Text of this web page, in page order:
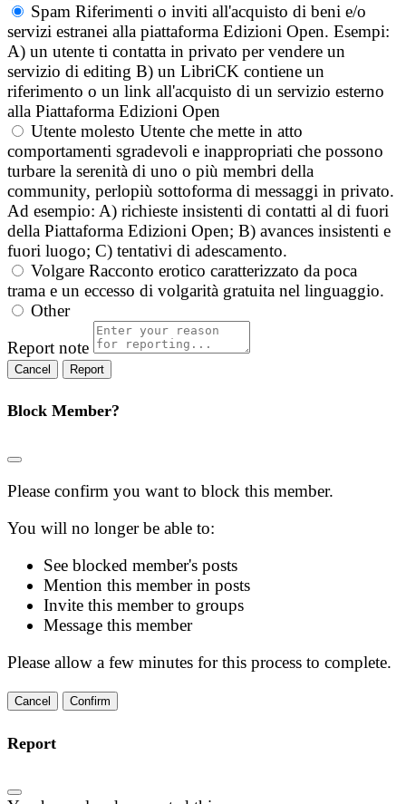
Spam Riferimenti o inviti all'acquisto di beni e/o
servizi estranei alla piattaforma Edizioni Open. Esempi:
A) un utente ti contatta in privato per vendere un
servizio di editing B) un LibriCK contiene un
riferimento o un link all'acquisto di un servizio esterno
alla Piattaforma Edizioni Open
Utente molesto Utente che mette in atto
comportamenti sgradevoli e inappropriati che possono
turbare la serenità di uno o più membri della
community, perlopiù sottoforma di messaggi in privato.
Ad esempio: A) richieste insistenti di contatti al di fuori
della Piattaforma Edizioni Open; B) avances insistenti e
fuori luogo; C) tentativi di adescamento.
Volgare Racconto erotico caratterizzato da poca
trama e un eccesso di volgarità gratuita nel linguaggio.
Other
Report note
Report
Block Member?
Please confirm you want to block this member.
You will no longer be able to:
See blocked member's posts
Mention this member in posts
Invite this member to groups
Message this member
Please allow a few minutes for this process to complete.
Confirm
Report